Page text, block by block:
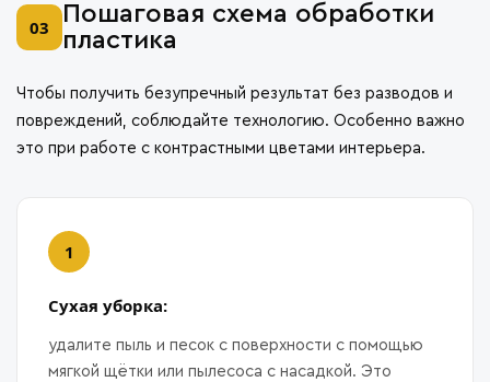
03
Пошаговая схема обработки
пластика
Чтобы получить безупречный результат без разводов и
повреждений, соблюдайте технологию. Особенно важно
это при работе с контрастными цветами интерьера.
Сухая уборка:
удалите пыль и песок с поверхности с помощью
мягкой щётки или пылесоса с насадкой. Это